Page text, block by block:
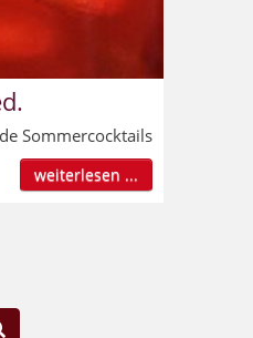
Sommercocktails
weiterlesen ...